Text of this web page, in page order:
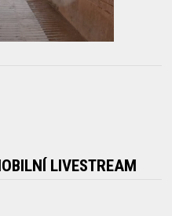
LIVESTREAM